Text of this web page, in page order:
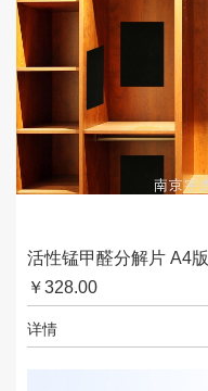
活性锰甲醛分解片 A4版
￥328.00
详情